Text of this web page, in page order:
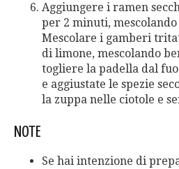
Aggiungere i ramen
per 2 minuti, mescolando
Mescolare i gamberi
di limone, mescolando
togliere la padella dal
e aggiustate le spezie
la zuppa nelle ciotole e
NOTE
Se hai intenzione di